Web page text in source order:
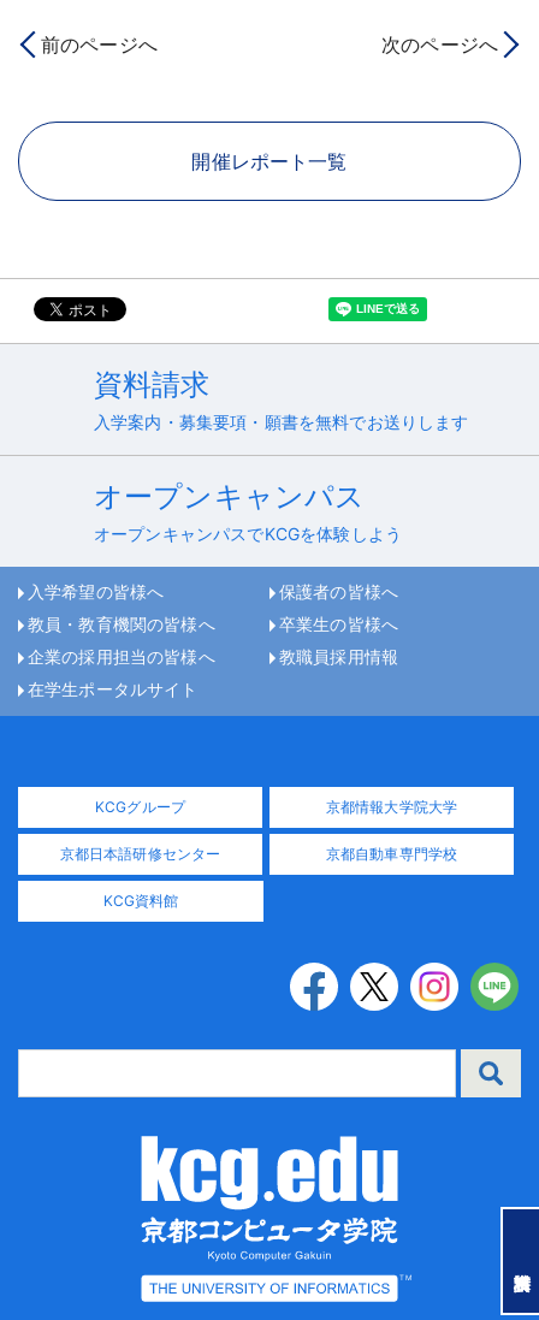
前のページへ 次のページへ
開催レポート一覧
資料請求
入学案内・募集要項・願書を無料でお送りします
オープンキャンパス
オープンキャンパスでKCGを体験しよう
入学希望の皆様へ
保護者の皆様へ
教員・教育機関の皆様へ
卒業生の皆様へ
企業の採用担当の皆様へ
教職員採用情報
在学生ポータルサイト
KCGグループ 京都情報大学院大学
京都日本語研修センター 京都自動車専門学校
KCG資料館
TM